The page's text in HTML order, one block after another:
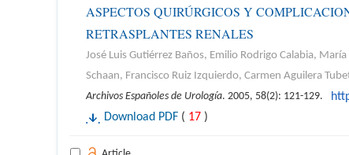
ASPECTOS QUIRÚRGICOS Y
RETRASPLANTES RENALES
José Luis Gutiérrez Baños, Emilio Rodrigo Calabia,
Schaan, Francisco Ruiz Izquierdo, Carmen Aguilera
Archivos Españoles de Urología. 2005, 58(2): 121-129.
Download PDF ( 17 )